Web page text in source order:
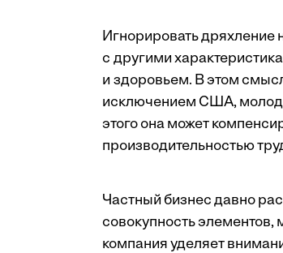
Игнорировать дряхление
с другими
и здоровьем. В этом
исключением США,
этого она может
производительностью
Частный бизнес давно
совокупность
компания уделяет